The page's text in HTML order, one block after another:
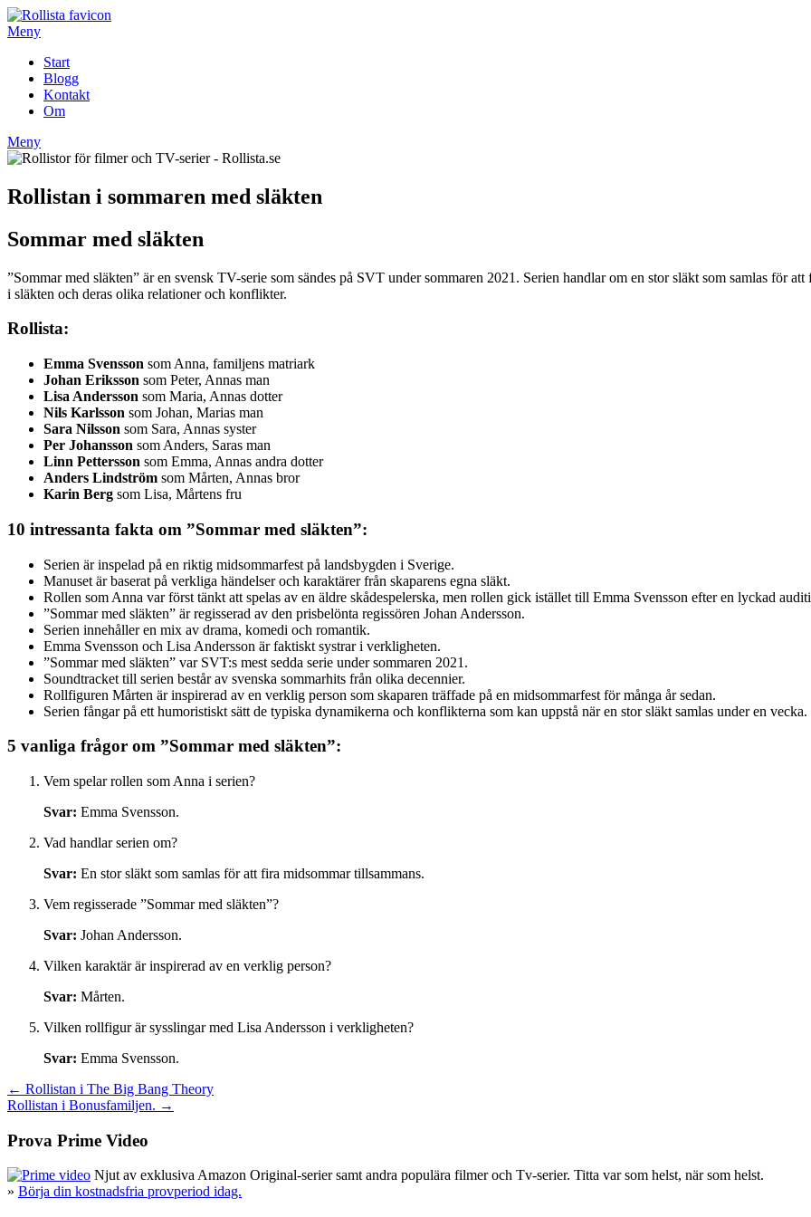
Hoppa
till
Meny
Start
Blogg
Kontakt
Om
Meny
Rollistan i sommaren med släkten
Sommar med släkten
”Sommar med släkten” är en svensk TV-serie som sändes på SVT under sommaren 2021. Serien handlar om en stor släkt som samlas för
i släkten och deras olika relationer och konflikter.
Rollista:
Emma Svensson som Anna, familjens matriark
Johan Eriksson som Peter, Annas man
Lisa Andersson som Maria, Annas dotter
Nils Karlsson som Johan, Marias man
Sara Nilsson som Sara, Annas syster
Per Johansson som Anders, Saras man
Linn Pettersson som Emma, Annas andra dotter
Anders Lindström som Mårten, Annas bror
Karin Berg som Lisa, Mårtens fru
10 intressanta fakta om ”Sommar med släkten”:
Serien är inspelad på en riktig midsommarfest på landsbygden i Sverige.
Manuset är baserat på verkliga händelser och karaktärer från skaparens egna släkt.
Rollen som Anna var först tänkt att spelas av en äldre skådespelerska, men rollen gick istället till Emma Svensson efter en lyckad
”Sommar med släkten” är regisserad av den prisbelönta regissören Johan Andersson.
Serien innehåller en mix av drama, komedi och romantik.
Emma Svensson och Lisa Andersson är faktiskt systrar i verkligheten.
”Sommar med släkten” var SVT:s mest sedda serie under sommaren 2021.
Soundtracket till serien består av svenska sommarhits från olika decennier.
Rollfiguren Mårten är inspirerad av en verklig person som skaparen träffade på en midsommarfest för många år sedan.
Serien fångar på ett humoristiskt sätt de typiska dynamikerna och konflikterna som kan uppstå när en stor släkt samlas under en vecka.
5 vanliga frågor om ”Sommar med släkten”:
Vem spelar rollen som Anna i serien?
Svar: Emma Svensson.
Vad handlar serien om?
Svar: En stor släkt som samlas för att fira midsommar tillsammans.
Vem regisserade ”Sommar med släkten”?
Svar: Johan Andersson.
Vilken karaktär är inspirerad av en verklig person?
Svar: Mårten.
Vilken rollfigur är sysslingar med Lisa Andersson i verkligheten?
Svar: Emma Svensson.
Inläggsnavigering
← Rollistan i The Big Bang Theory
Rollistan i Bonusfamiljen. →
Prova Prime Video
Njut av exklusiva Amazon Original-serier samt andra populära filmer och Tv-serier. Titta var som helst, när som helst.
» Börja din kostnadsfria provperiod idag.